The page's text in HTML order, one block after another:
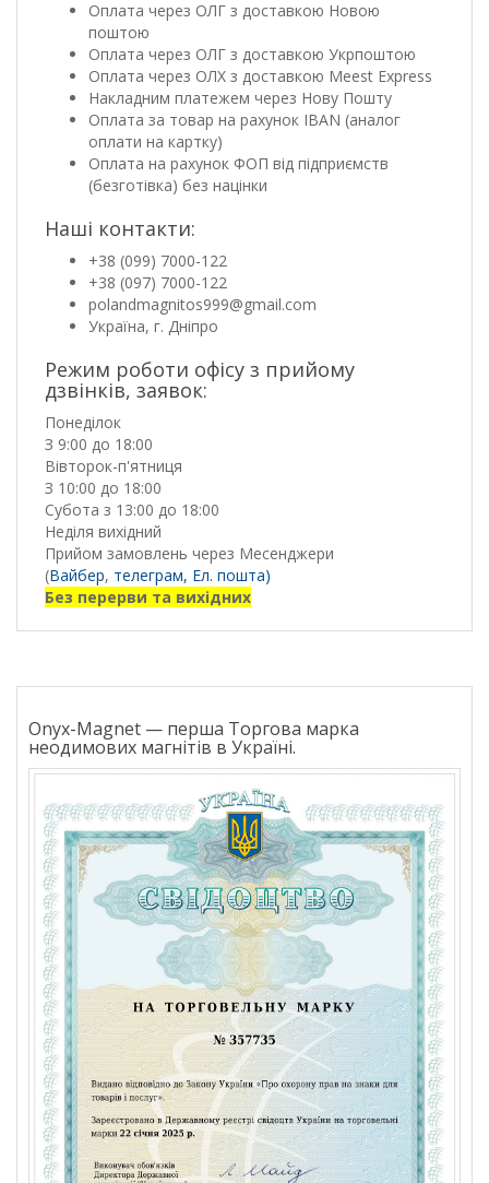
Оплата через ОЛГ з доставкою Новою
поштою
Оплата через ОЛГ з доставкою Укрпоштою
Оплата через ОЛХ з доставкою Meest Express
Накладним платежем через Нову Пошту
Оплата за товар на рахунок IBAN (аналог
оплати на картку)
Оплата на рахунок ФОП від підприємств
(безготівка) без націнки
Наші контакти:
+38 (099) 7000-122
+38 (097) 7000-122
polandmagnitos999@gmail.com
Україна, г. Дніпро
Режим роботи офісу з прийому
дзвінків, заявок:
Понеділок
З 9:00 до 18:00
Вівторок-п'ятниця
З 10:00 до 18:00
Субота з 13:00 до 18:00
Неділя вихідний
Прийом замовлень через Месенджери
(Вайбер, телеграм, Ел. пошта)
Без перерви та вихідних
Onyx-Magnet — перша Торгова марка
неодимових магнітів в Україні.